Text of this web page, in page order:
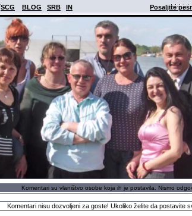
SCG BLOG SRB IN Posaljite
Komentari su vlaništvo osobe koja ih je postavila. Nismo
Komentari nisu dozvoljeni za goste! Ukoliko želite da postavite